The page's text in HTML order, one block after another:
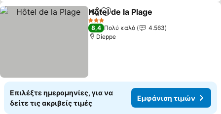
Κοινοποίηση
Προσθήκη στα αγαπημένα
Hôtel de la Plage
3 Αστέρια
8,4 Πολύ καλό
4.563
Dieppe
Επιλέξτε ημερομηνίες, για να
δείτε τις ακριβείς τιμές
Εμφάνιση τιμών